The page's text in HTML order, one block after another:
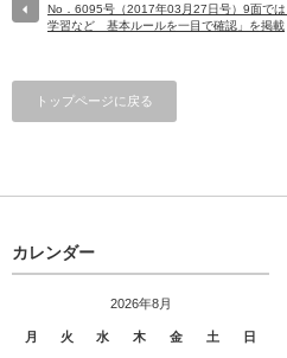
No．6095号（2017年03月27日号）9面では
学習など 基本ルールを一目で確認」を掲載
トップページに戻る
カレンダー
2026年8月
月 火 水 木 金 土 日